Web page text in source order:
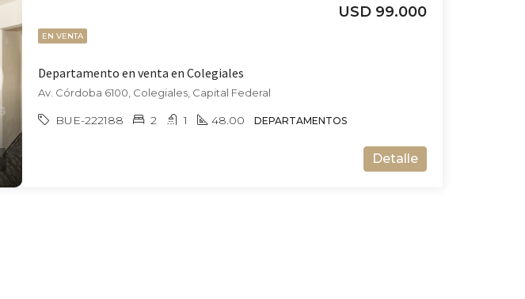
EN VENTA
Departamento en venta en Colegiales
USD 99.000
Av. Córdoba 6100, Colegiales, Capital Federal
BUE-222188 2 1 48.00 DEPARTAMENTOS
Detalle